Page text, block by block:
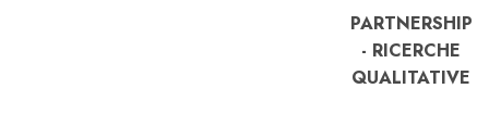
PARTNERSHIP
- RICERCHE
QUALITATIVE